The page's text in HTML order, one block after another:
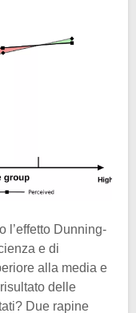
l’effetto Dunning-
e di
alla media e
delle
Due rapine